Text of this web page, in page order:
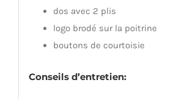
dos avec 2 plis
logo brodé sur la poitrine
boutons de courtoisie
Conseils d’entretien: